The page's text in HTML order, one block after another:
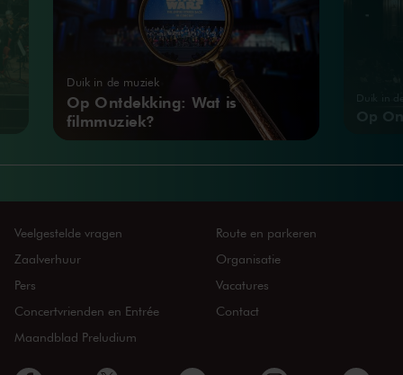
Op Ontdekking: Wat is
filmmuziek?
Duik in de muziek
Veelgestelde vragen
Zaalverhuur
Pers
Concertvrienden en Entrée
Maandblad Preludium
Route en parkeren
Organisatie
Vacatures
Contact